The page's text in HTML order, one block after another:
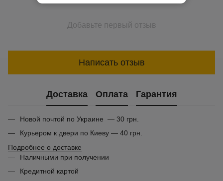
Добавьте первый отзыв
Написать отзыв
Доставка Оплата Гарантия
Новой почтой по Украине — 30 грн.
Курьером к двери по Киеву — 40 грн.
Подробнее о доставке
Наличными при получении
Кредитной картой